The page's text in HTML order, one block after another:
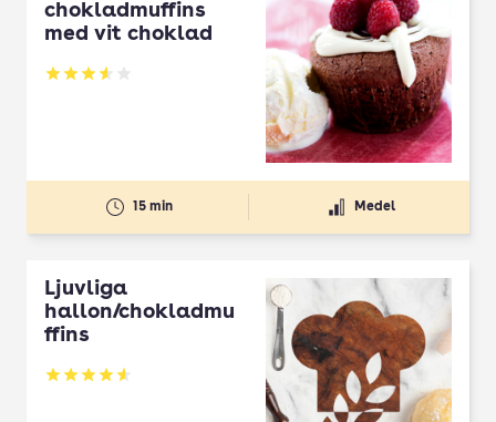
chokladmuffins
med vit choklad
Betyg: 3.54 av 5
15 min Medel
Ljuvliga
hallon/chokladmu
ffins
Betyg: 4.54 av 5